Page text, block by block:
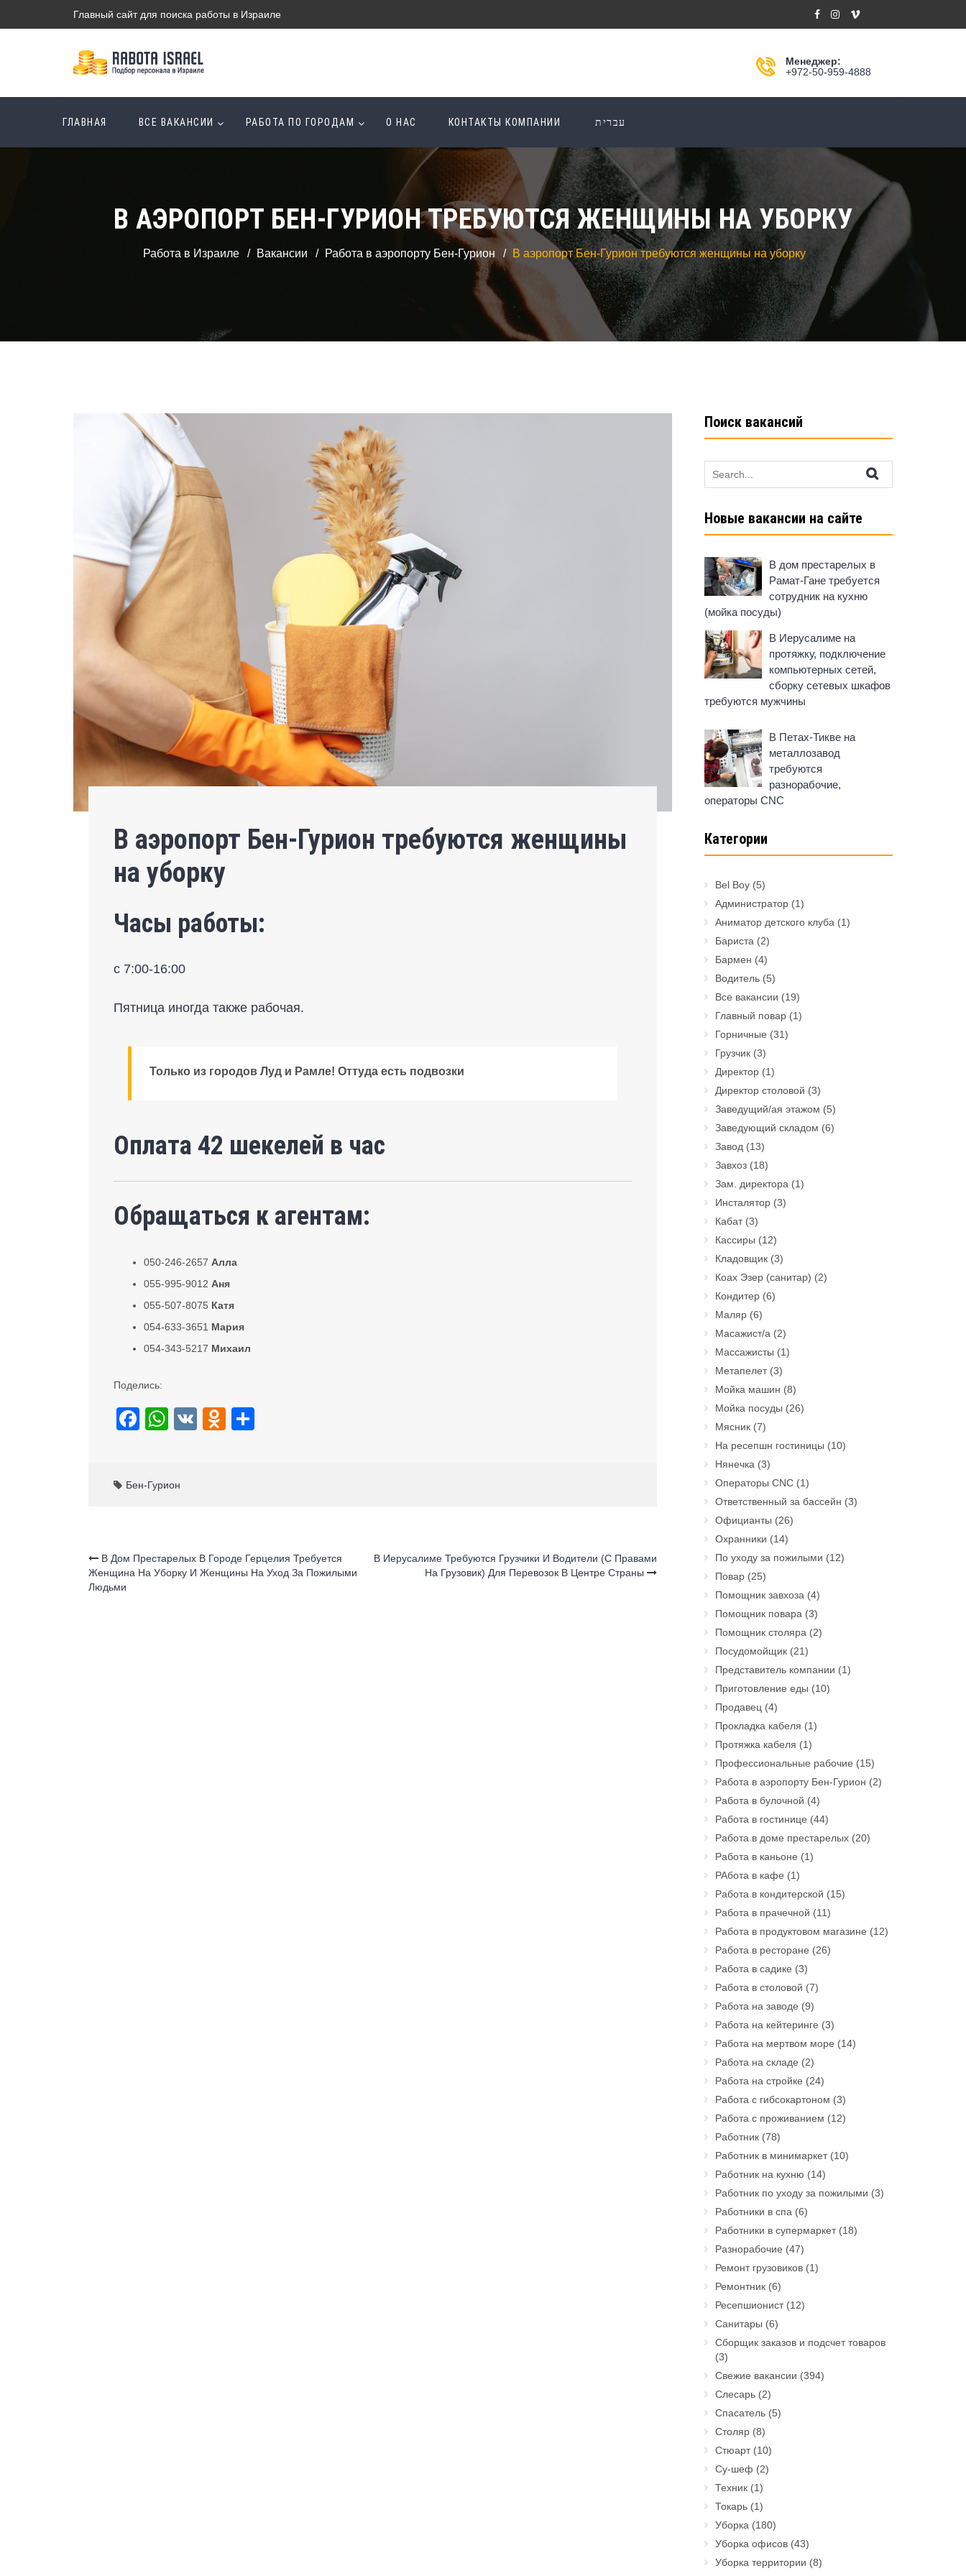
Главный сайт для поиска работы в Израиле
Менеджер:
+972-50-959-4888
ГЛАВНАЯ ВСЕ ВАКАНСИИ РАБОТА ПО ГОРОДАМ О НАС КОНТАКТЫ КОМПАНИИ עברית
В АЭРОПОРТ БЕН-ГУРИОН ТРЕБУЮТСЯ ЖЕНЩИНЫ НА УБОРКУ
Работа в Израиле Вакансии Работа в аэропорту Бен-Гурион В аэропорт Бен-Гурион требуются женщины на уборку
В аэропорт Бен-Гурион требуются женщины
на уборку
Часы работы:
с 7:00-16:00
Пятница иногда также рабочая.
Только из городов Луд и Рамле! Оттуда есть подвозки
Оплата 42 шекелей в час
Обращаться к агентам:
050-246-2657 Алла
055-995-9012 Аня
055-507-8075 Катя
054-633-3651 Мария
054-343-5217 Михаил
Поделись:
F
e
o
k
W
s
p
V
O
ss
ni
Бен-Гурион
В Дом Престарелых В Городе Герцелия Требуется
Женщина На Уборку И Женщины На Уход За Пожилыми
Людьми
В Иерусалиме Требуются Грузчики И Водители (с Правами
На Грузовик) Для Перевозок В Центре Страны
Поиск вакансий
for:
Новые вакансии на сайте
В дом престарелых в
Рамат-Гане требуется
сотрудник на кухню
(мойка посуды)
В Иерусалиме на
протяжку, подключение
компьютерных сетей,
сборку сетевых шкафов
требуются мужчины
В Петах-Тикве на
металлозавод
требуются
разнорабочие,
операторы CNC
Категории
Bel Boy(5)
Администратор(1)
Аниматор детского клуба (1)
Бариста (2)
Бармен (4)
Водитель(5)
Все вакансии (19)
Главный повар(1)
Горничные (31)
Грузчик(3)
Директор(1)
Директор столовой (3)
Заведущий/ая этажом (5)
Заведующий складом (6)
Завод (13)
Завхоз(18)
Зам. директора (1)
Инсталятор(3)
Кабат(3)
Кассиры (12)
Кладовщик(3)
Коах Эзер (санитар) (2)
Кондитер(6)
Маляр(6)
Масажист/а (2)
Массажисты (1)
Метапелет(3)
Мойка машин (8)
Мойка посуды (26)
Мясник(7)
На ресепшн гостиницы (10)
Нянечка (3)
Операторы CNC(1)
Ответственный за бассейн (3)
Официанты (26)
Охранники (14)
По уходу за пожилыми (12)
Повар(25)
Помощник завхоза (4)
Помощник повара (3)
Помощник столяра (2)
Посудомойщик(21)
Представитель компании (1)
Приготовление еды (10)
Продавец (4)
Прокладка кабеля (1)
Протяжка кабеля (1)
Профессиональные рабочие (15)
Работа в аэропорту Бен-Гурион (2)
Работа в булочной (4)
Работа в гостинице (44)
Работа в доме престарелых(20)
Работа в каньоне (1)
РАбота в кафе (1)
Работа в кондитерской (15)
Работа в прачечной (11)
Работа в продуктовом магазине (12)
Работа в ресторане (26)
Работа в садике (3)
Работа в столовой (7)
Работа на заводе (9)
Работа на кейтеринге (3)
Работа на мертвом море (14)
Работа на складе (2)
Работа на стройке (24)
Работа с гибсокартоном (3)
Работа с проживанием (12)
Работник(78)
Работник в минимаркет(10)
Работник на кухню (14)
Работник по уходу за пожилыми (3)
Работники в спа (6)
Работники в супермаркет(18)
Разнорабочие (47)
Ремонт грузовиков(1)
Ремонтник(6)
Ресепшионист(12)
Санитары (6)
Сборщик заказов и подсчет товаров
(3)
Свежие вакансии (394)
Слесарь(2)
Спасатель(5)
Столяр(8)
Стюарт(10)
Су-шеф (2)
Техник(1)
Токарь(1)
Уборка (180)
Уборка офисов(43)
Уборка территории (8)